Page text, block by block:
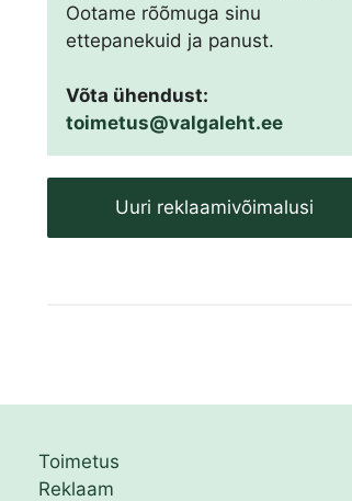
Ootame rõõmuga sinu
ettepanekuid ja panust.
Võta ühendust:
toimetus@valgaleht.ee
Uuri reklaamivõimalusi
Toimetus
Reklaam